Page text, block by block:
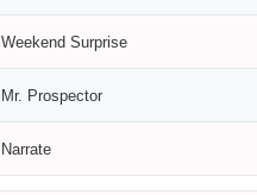
Weekend Surprise
Mr. Prospector
Narrate